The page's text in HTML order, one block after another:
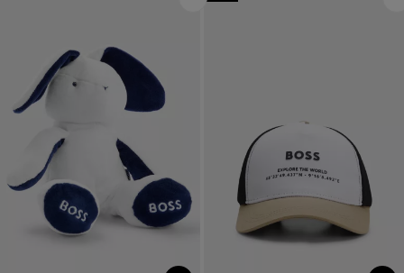
Zaloguj się / Zarejestruj się
Ulubione (
Artykuły)
Kontakt i Obsługa klienta
Wyszukiwarka sklepów
Język (PL zł